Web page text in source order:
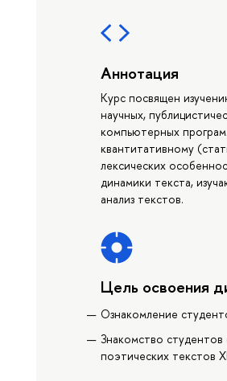
Аннотация
Курс посвящен
научных,
компьютерных
квантитативному
лексических
динамики текста,
анализ текстов.
Цель освоения
Ознакомление
Знакомство
поэтических текстов